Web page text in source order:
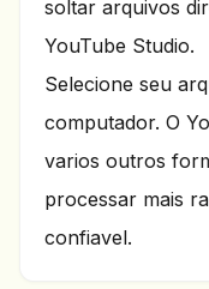
soltar arquivos
YouTube Studio.
Selecione seu
computador. O
varios outros
processar mais
confiavel.